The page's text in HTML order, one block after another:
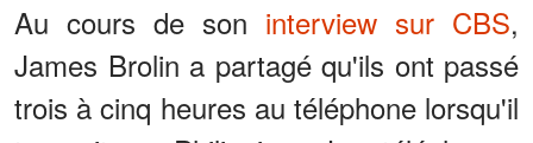
Au cours de son interview sur CBS,
James Brolin a partagé qu'ils ont passé
trois à cinq heures au téléphone lorsqu'il